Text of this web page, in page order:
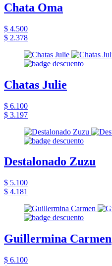
Chata Oma
$ 4.500
$ 2.378
Chatas Julie
$ 6.100
$ 3.197
Destalonado Zuzu
$ 5.100
$ 4.181
Guillermina Carmen
$ 6.100